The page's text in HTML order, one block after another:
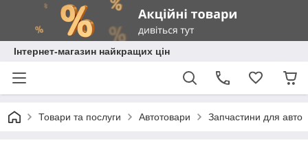
Інтернет-магазин найкращих цін
Товари та послуги Автотовари Запчастини для авто